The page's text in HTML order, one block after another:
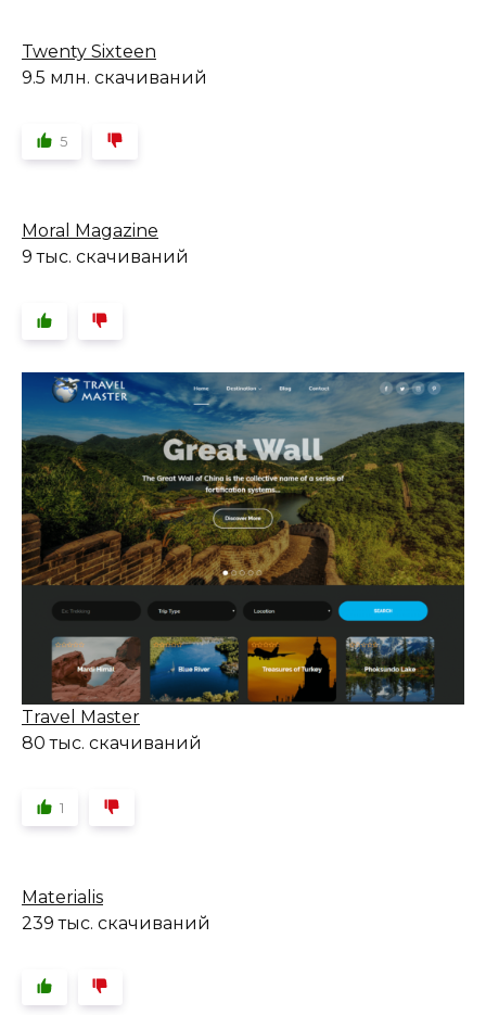
Twenty Sixteen
9.5 млн. скачиваний
5
Moral Magazine
9 тыс. скачиваний
Travel Master
80 тыс. скачиваний
1
Materialis
239 тыс. скачиваний